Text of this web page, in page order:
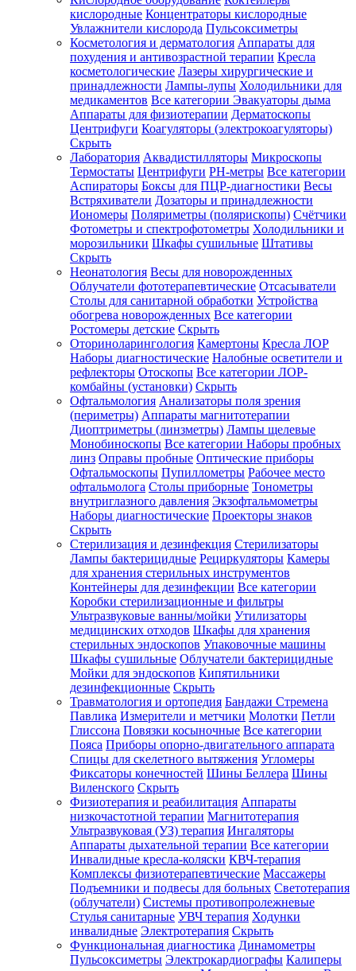
Зарегистрироваться
Зачем
регистрироваться?
Все
покупки
одном
месте
Личный
менеджер
Отслеживание
статуса
заказа
кислородные Концентраторы кислородные
Увлажнители кислорода Пульсоксиметры
Косметология и дерматология Аппараты для
похудения и антивозрастной терапии Кресла
косметологические Лазеры хирургические и
принадлежности Лампы-лупы Холодильники для
медикаментов Все категории Эвакуаторы дыма
Аппараты для физиотерапии Дерматоскопы
Центрифуги Коагуляторы (электрокоагуляторы)
Скрыть
Лаборатория Аквадистилляторы Микроскопы
Термостаты Центрифуги PH-метры Все категории
Аспираторы Боксы для ПЦР-диагностики Весы
Встряхиватели Дозаторы и принадлежности
Иономеры Поляриметры (полярископы) Счётчики
Фотометры и спектрофотометры Холодильники и
морозильники Шкафы сушильные Штативы
Скрыть
Неонатология Весы для новорожденных
Облучатели фототерапевтические Отсасыватели
Столы для санитарной обработки Устройства
обогрева новорожденных Все категории
Ростомеры детские Скрыть
Оториноларингология Камертоны Кресла ЛОР
Наборы диагностические Налобные осветители и
рефлекторы Отоскопы Все категории ЛОР-
комбайны (установки) Скрыть
Офтальмология Анализаторы поля зрения
(периметры) Аппараты магнитотерапии
Диоптриметры (линзметры) Лампы щелевые
Монобиноскопы Все категории Наборы пробных
линз Оправы пробные Оптические приборы
Офтальмоскопы Пупиллометры Рабочее место
офтальмолога Столы приборные Тонометры
внутриглазного давления Экзофтальмометры
Наборы диагностические Проекторы знаков
Скрыть
Стерилизация и дезинфекция Стерилизаторы
Лампы бактерицидные Рециркуляторы Камеры
для хранения стерильных инструментов
Контейнеры для дезинфекции Все категории
Коробки стерилизационные и фильтры
Ультразвуковые ванны/мойки Утилизаторы
медицинских отходов Шкафы для хранения
стерильных эндоскопов Упаковочные машины
Шкафы сушильные Облучатели бактерицидные
Мойки для эндоскопов Кипятильники
дезинфекционные Скрыть
Травматология и ортопедия Бандажи Стремена
Павлика Измерители и метчики Молотки Петли
Глиссона Повязки косыночные Все категории
Пояса Приборы опорно-двигательного аппарата
Спицы для скелетного вытяжения Угломеры
Фиксаторы конечностей Шины Беллера Шины
Виленского Скрыть
Физиотерапия и реабилитация Аппараты
низкочастотной терапии Магнитотерапия
Ультразвуковая (УЗ) терапия Ингаляторы
Аппараты дыхательной терапии Все категории
Инвалидные кресла-коляски КВЧ-терапия
Комплексы физиотерапевтические Массажеры
Подъемники и подвесы для больных Светотерапия
(облучатели) Системы противопролежневые
Стулья санитарные УВЧ терапия Ходунки
инвалидные Электротерапия Скрыть
Функциональная диагностика Динамометры
Пульсоксиметры Электрокардиографы Калиперы